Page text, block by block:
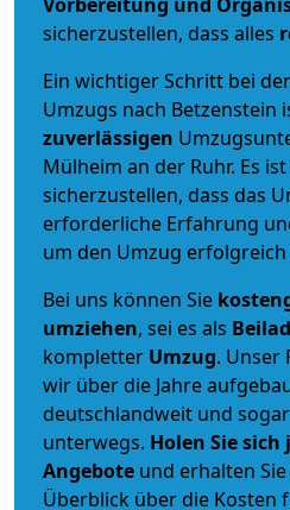
sicherzustellen, dass alles
Ein wichtiger Schritt bei
Umzugs nach Betzenstein
zuverlässigen
Mülheim an der Ruhr. Es
sicherzustellen, dass das
erforderliche Erfahrung
um den Umzug
Bei uns können Sie
umziehen, sei es als
kompletter Umzug. Unser
wir über die Jahre
deutschlandweit und
unterwegs. Holen Sie
Angebote und erhalten
Überblick über die Kosten